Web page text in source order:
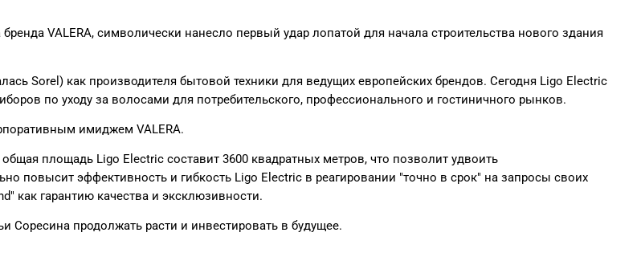
VALERA, символически нанесло первый удар лопатой для начала строительства нового здания
Sorel) как производителя бытовой техники для ведущих европейских брендов. Сегодня Ligo Electric
по уходу за волосами для потребительского, профессионального и гостиничного рынков.
имиджем VALERA.
площадь Ligo Electric составит 3600 квадратных метров, что позволит удвоить
повысит эффективность и гибкость Ligo Electric в реагировании "точно в срок" на запросы своих
как гарантию качества и эксклюзивности.
продолжать расти и инвестировать в будущее.